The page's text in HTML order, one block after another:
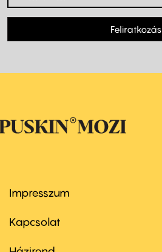
Feliratkozás
Footer
first
Impresszum
Kapcsolat